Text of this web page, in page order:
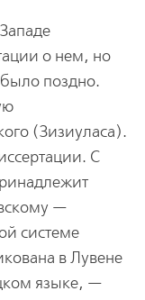
о нем, но
поздно.
(Зизиуласа).
С
—
системе
в Лувене
языке, —